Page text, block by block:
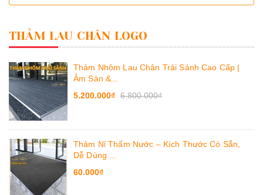
THẢM LAU CHÂN LOGO
Thảm Nhôm Lau Chân Trải Sảnh Cao Cấp |
Âm Sàn &...
5.200.000₫ 6.800.000₫
Thảm Nỉ Thấm Nước – Kích Thước Có Sẵn,
Dễ Dùng ...
60.000₫